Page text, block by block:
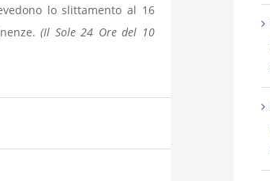
lo slittamento al 16
(Il Sole 24 Ore del 10